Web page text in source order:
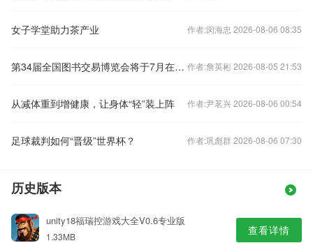
女子学堂助力茶产业 作者:闵海忠 2026-08-06 08:35
第34届全国图书交易博览会将于7月在杭州启幕 作者:詹英彬 2026-08-05 21:53
从减体重到增健康，让身体“轻”装上阵 作者:尹茗兴 2026-08-06 00:54
足球裁判如何“晋级”世界杯？ 作者:巩彪群 2026-08-06 07:30
历史版本
unity18福瑞控游戏大全V0.6专业版
1.33MB 查看详情